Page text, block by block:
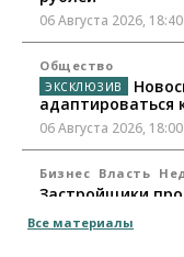
06 Августа 2026, 18:40
Общество
адаптироваться
06 Августа 2026, 18:00
Бизнес Власть
Застройщики
06 Августа 2026, 17:30
Все материалы